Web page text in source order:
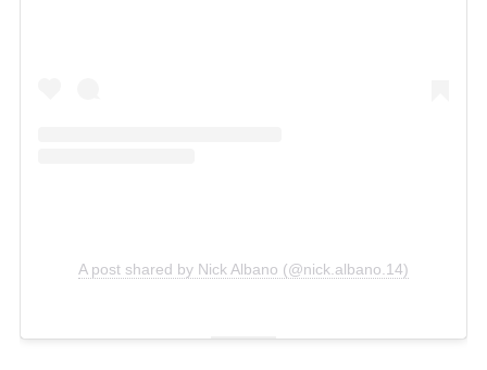
A post shared by Nick Albano (@nick.albano.14)